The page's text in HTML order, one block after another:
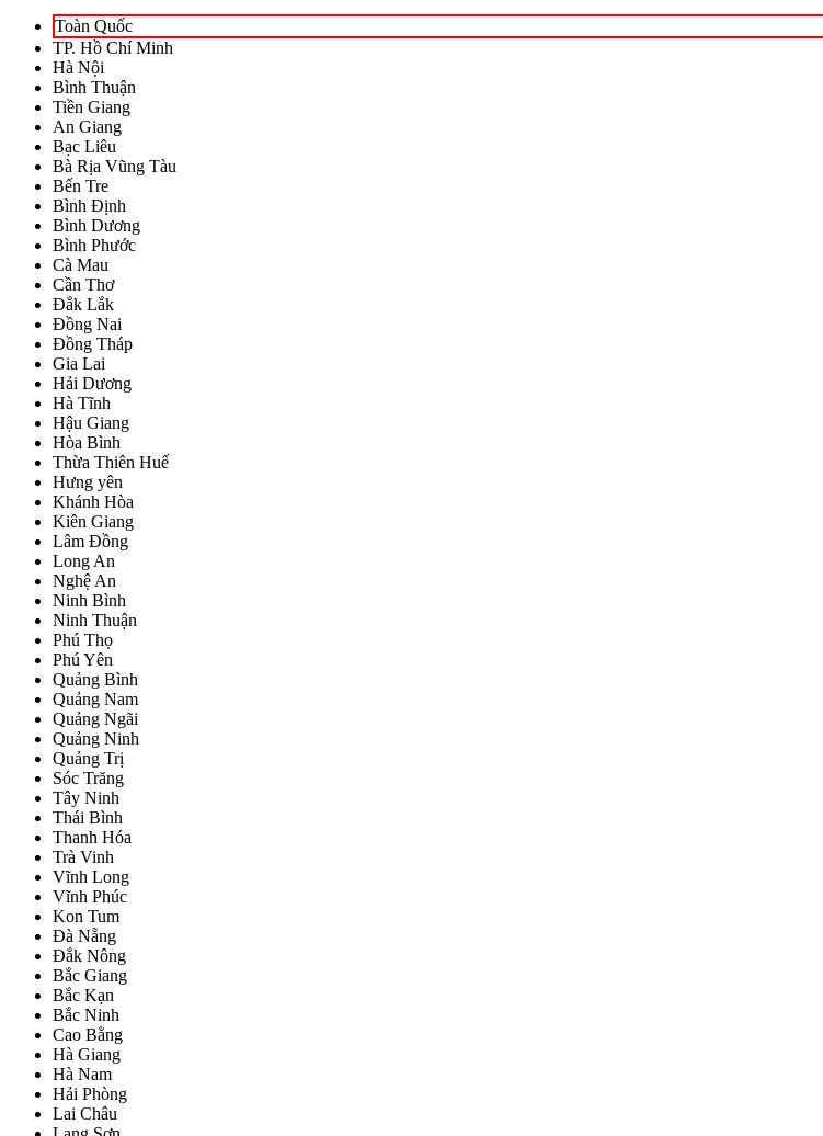
Toàn Quốc
TP. Hồ Chí Minh
Hà Nội
Bình Thuận
Tiền Giang
An Giang
Bạc Liêu
Bà Rịa Vũng Tàu
Bến Tre
Bình Định
Bình Dương
Bình Phước
Cà Mau
Cần Thơ
Đắk Lắk
Đồng Nai
Đồng Tháp
Gia Lai
Hải Dương
Hà Tĩnh
Hậu Giang
Hòa Bình
Thừa Thiên Huế
Hưng yên
Khánh Hòa
Kiên Giang
Lâm Đồng
Long An
Nghệ An
Ninh Bình
Ninh Thuận
Phú Thọ
Phú Yên
Quảng Bình
Quảng Nam
Quảng Ngãi
Quảng Ninh
Quảng Trị
Sóc Trăng
Tây Ninh
Thái Bình
Thanh Hóa
Trà Vinh
Vĩnh Long
Vĩnh Phúc
Kon Tum
Đà Nẵng
Đắk Nông
Bắc Giang
Bắc Kạn
Bắc Ninh
Cao Bằng
Hà Giang
Hà Nam
Hải Phòng
Lai Châu